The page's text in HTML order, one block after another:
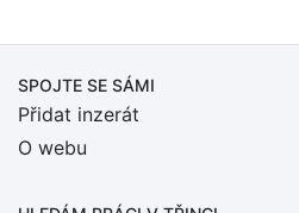
SPOJTE SE SÁMI
Přidat inzerát
O webu